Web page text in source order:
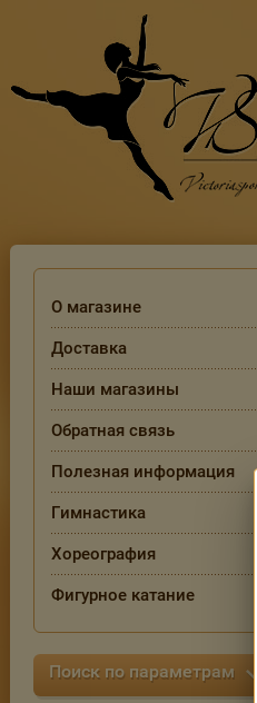
О магазине
Доставка
Наши магазины
Обратная связь
Полезная информация
Гимнастика
Хореография
Фигурное катание
Поиск по параметрам